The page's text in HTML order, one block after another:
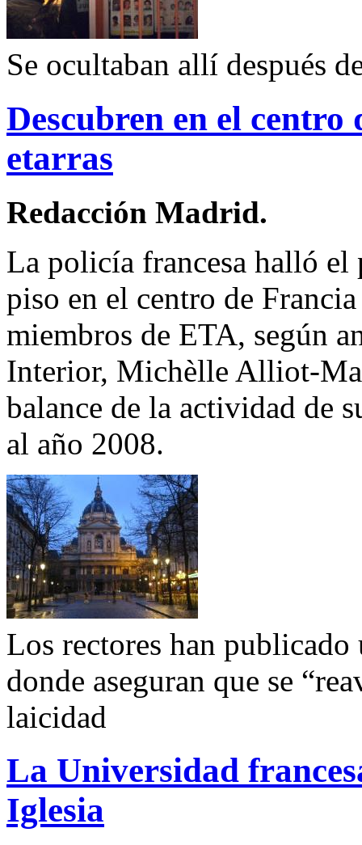
Se ocultaban allí después
Descubren en el centro
etarras
Redacción Madrid.
La policía francesa halló el
piso en el centro de
miembros de ETA, según
Interior, Michèlle Alliot-
balance de la actividad de
al año 2008.
Los rectores han publicado
donde aseguran que se
laicidad
La Universidad
Iglesia